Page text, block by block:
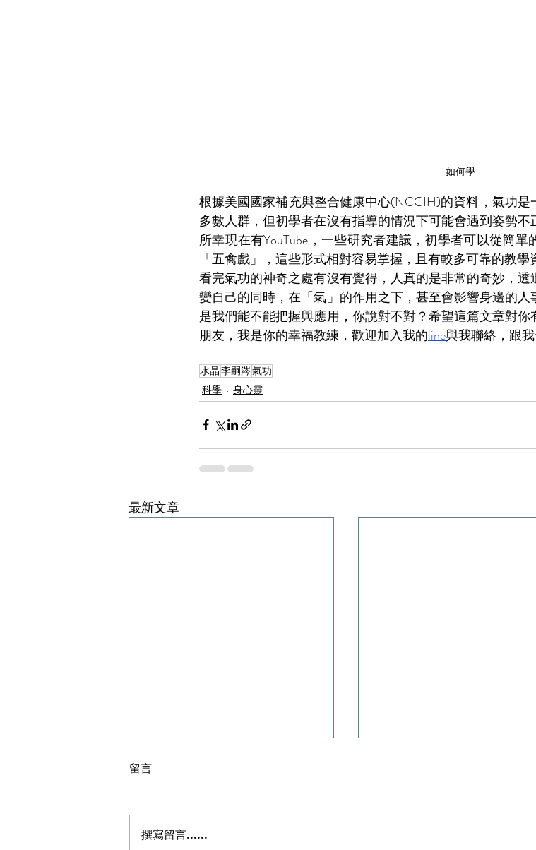
如何學
根據美國國家補充與整合健康中心(NCCIH)的資料，氣功
多數人群，但初學者在沒有指導的情況下可能會遇到姿勢不
所幸現在有YouTube，一些研究者建議，初學者可以從簡
「五禽戲」，這些形式相對容易掌握，且有較多可靠的教學
看完氣功的神奇之處有沒有覺得，人真的是非常的奇妙，
變自己的同時，在「氣」的作用之下，甚至會影響身邊的
是我們能不能把握與應用，你說對不對？希望這篇文章對
朋友，我是你的幸福教練，歡迎加入我的line與我聯絡，跟
水晶李嗣涔氣功
科學
身心靈
最新文章
留言
撰寫留言......